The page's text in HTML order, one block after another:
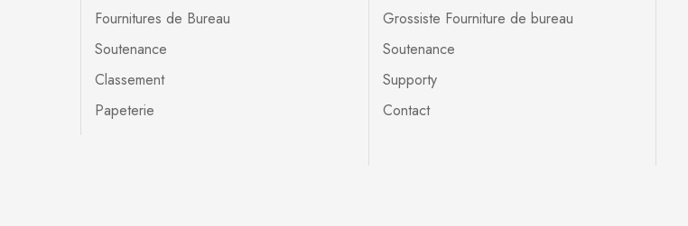
Fournitures de Bureau
Soutenance
Classement
Papeterie
Grossiste Fourniture de bureau
Soutenance
Supporty
Contact